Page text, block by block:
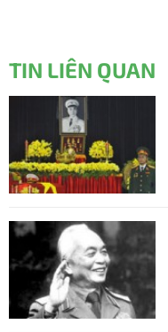
TIN LIÊN QUAN